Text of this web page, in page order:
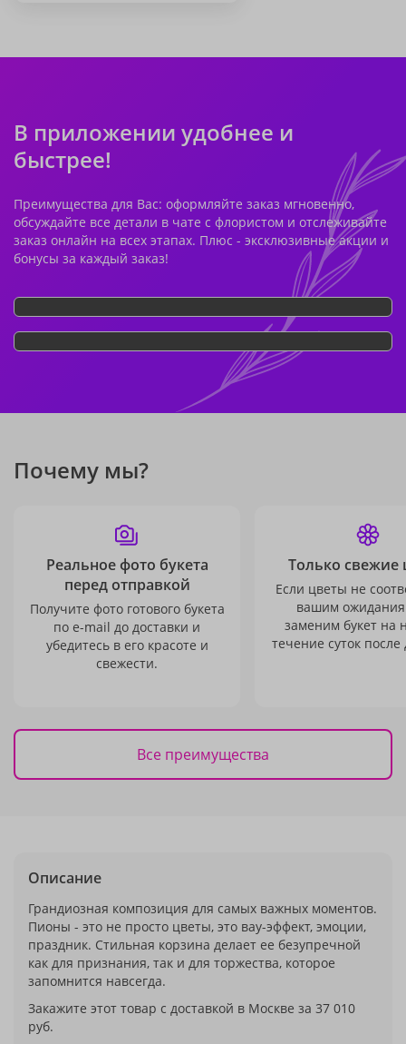
В приложении удобнее и
быстрее!
Преимущества для Вас: оформляйте заказ мгновенно,
обсуждайте все детали в чате с флористом и отслеживайте
заказ онлайн на всех этапах. Плюс - эксклюзивные акции и
бонусы за каждый заказ!
Почему мы?
Реальное фото букета
перед отправкой
Получите фото готового букета
по e-mail до доставки и
убедитесь в его красоте и
свежести.
Только свежие
Если цветы не
вашим
заменим букет на
течение суток после
Все преимущества
Описание
Грандиозная композиция для самых важных моментов.
Пионы - это не просто цветы, это вау-эффект, эмоции,
праздник. Стильная корзина делает ее безупречной
как для признания, так и для торжества, которое
запомнится навсегда.
Закажите этот товар с доставкой в Москве за 37 010
руб.